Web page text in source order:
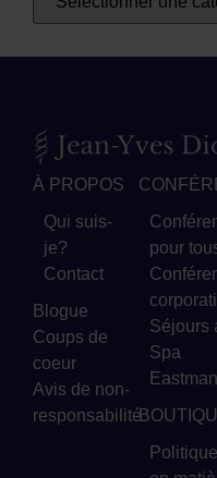
À PROPOS
Qui suis-
je?
Contact
Blogue
Coups de
coeur
Avis de non-
responsabilité
pour
Séjours
Spa
Eastman
Politique